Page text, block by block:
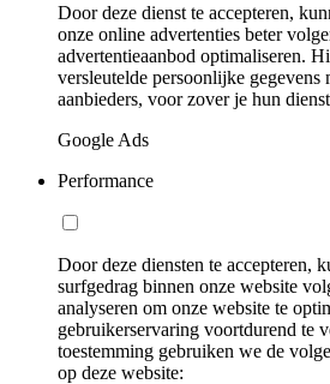
Door deze dienst te accepteren,
onze online advertenties beter
advertentieaanbod optimaliseren.
versleutelde persoonlijke gegevens
aanbieders, voor zover je hun
Google Ads
Performance
Door deze diensten te accepteren,
surfgedrag binnen onze website
analyseren om onze website te
gebruikerservaring voortdurend te
toestemming gebruiken we de
op deze website: